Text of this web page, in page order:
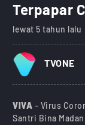
Terpapar
lewat 5 tahun lalu
TVONE
VIVA – Virus
Santri Bina